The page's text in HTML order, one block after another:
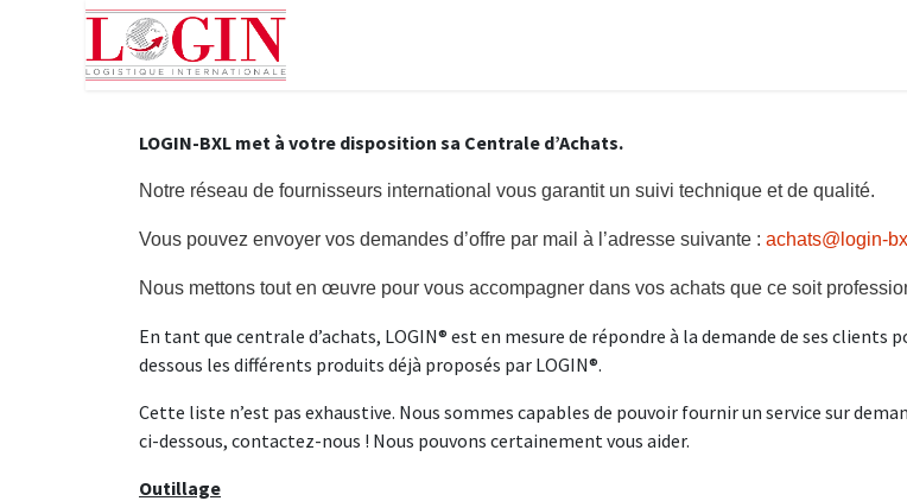
LOGIN-BXL met à votre disposition sa Centrale d’Achats.
Notre réseau de fournisseurs international vous garantit un suivi technique et de qualité.
Vous pouvez envoyer vos demandes d’offre par mail à l’adresse suivante : achats@login-
Nous mettons tout en œuvre pour vous accompagner dans vos achats que ce soit
En tant que centrale d’achats, LOGIN® est en mesure de répondre à la demande de ses
dessous les différents produits déjà proposés par LOGIN®.
Cette liste n’est pas exhaustive. Nous sommes capables de pouvoir fournir un service sur
ci-dessous, contactez-nous ! Nous pouvons certainement vous aider.
Outillage